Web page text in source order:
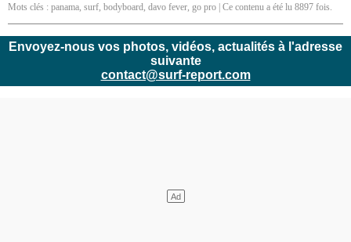
Mots clés : panama, surf, bodyboard, davo fever, go pro | Ce contenu a été lu 8897 fois.
Envoyez-nous vos photos, vidéos, actualités à l'adresse
suivante
contact@surf-report.com